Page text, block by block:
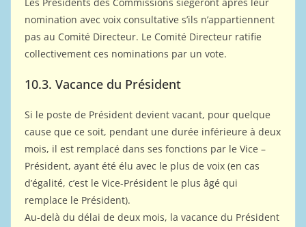
nomination avec voix consultative s’ils n’appartiennent
pas au Comité Directeur. Le Comité Directeur ratifie
collectivement ces nominations par un vote.
10.3. Vacance du Président
Si le poste de Président devient vacant, pour quelque
cause que ce soit, pendant une durée inférieure à deux
mois, il est remplacé dans ses fonctions par le Vice –
Président, ayant été élu avec le plus de voix (en cas
d’égalité, c’est le Vice-Président le plus âgé qui
remplace le Président).
Au-delà du délai de deux mois, la vacance du Président